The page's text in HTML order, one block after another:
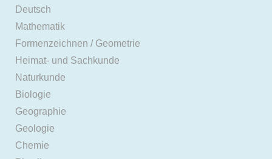
Deutsch
Mathematik
Formenzeichnen / Geometrie
Heimat- und Sachkunde
Naturkunde
Biologie
Geographie
Geologie
Chemie